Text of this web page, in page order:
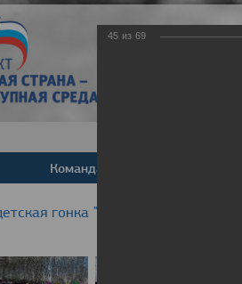
Команда
гонка "Лыжня здоровья" 2019
45 из 69